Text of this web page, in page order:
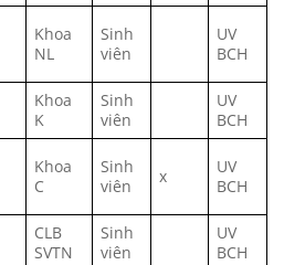
Khoa
NL
Sinh
viên
UV
BCH
Khoa
K
Sinh
viên
UV
BCH
Khoa
C
Sinh
viên
x
UV
BCH
CLB
SVTN
Sinh
viên
UV
BCH